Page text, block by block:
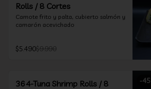
Rolls / 8 Cortes
Camote frito y palta, cubierto salmón y
camarón acevichado
$5.490$9.990
-45
364-Tuna Shrimp Rolls / 8